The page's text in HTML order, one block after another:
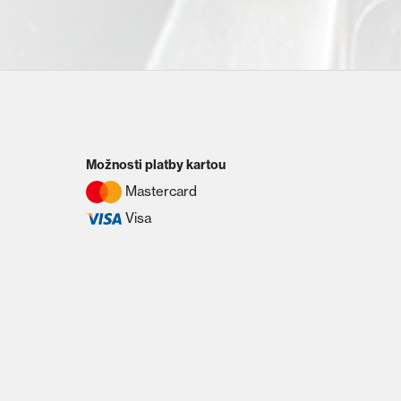
Možnosti platby kartou
Mastercard
Visa